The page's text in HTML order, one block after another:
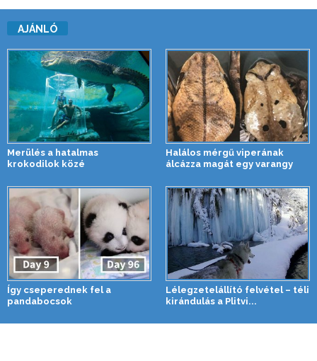
AJÁNLÓ
Merülés a hatalmas
krokodilok közé
Halálos mérgű viperának
álcázza magát egy varangy
Így cseperednek fel a
pandabocsok
Lélegzetelállító felvétel – téli
kirándulás a Plitvi...